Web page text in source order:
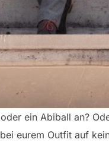
ein Abiball an?
eurem Outfit auf